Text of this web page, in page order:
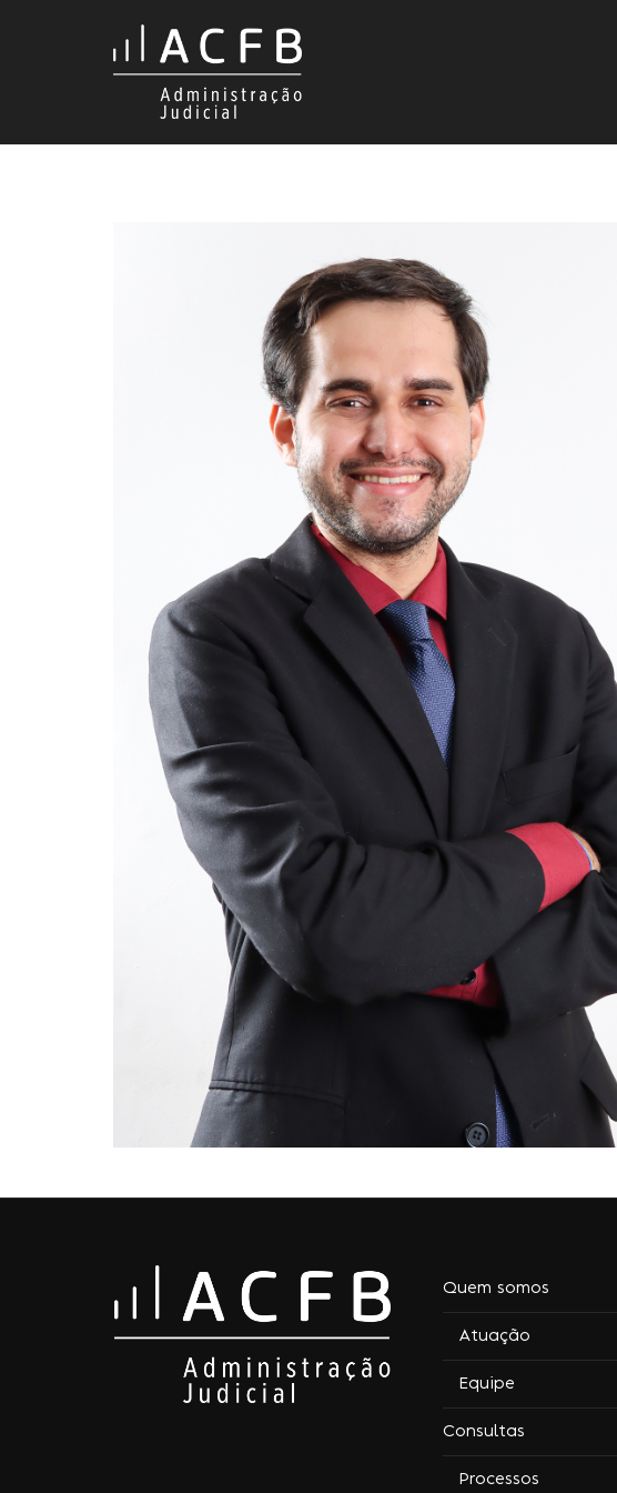
Quem somos
Atuação
Equipe
Consultas
Processos